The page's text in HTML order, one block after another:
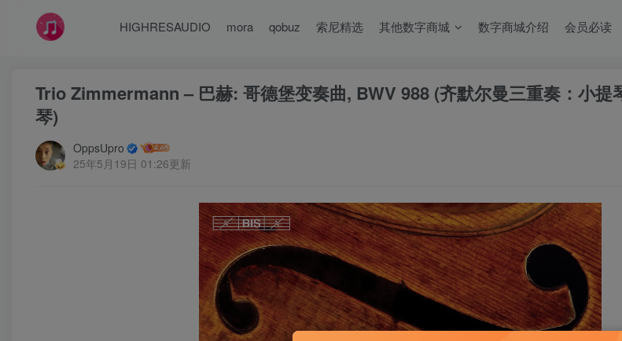
HIGHRESAUDIO mora qobuz 索尼精选 其他数字商城 数字商城介绍 会员必读
Trio Zimmermann – 巴赫: 哥德堡变奏曲, BWV 988 (齐默尔曼三重奏：小提
琴)
OppsUpro
25年5月19日 01:26更新